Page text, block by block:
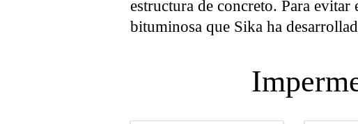
estructura de concreto. Para
bituminosa que Sika ha